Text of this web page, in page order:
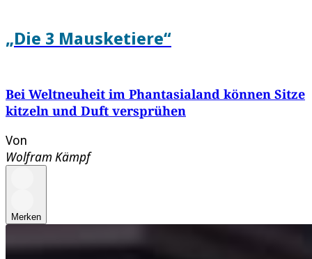
„Die 3 Mausketiere“
Bei Weltneuheit im Phantasialand können Sitze
kitzeln und Duft versprühen
Von
Wolfram Kämpf
Merken